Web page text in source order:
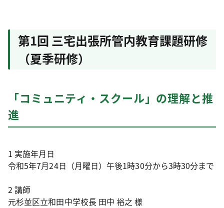
第1回 三宅出張所管内教育課題研修
（夏季研修）
「コミュニティ・スクール」の理解と推
進
1 実施年月日
令和5年7月24日（月曜日）午後1時30分から3時30分まで
2 講師
元杉並区立和田中学校長 田中 裕之 様